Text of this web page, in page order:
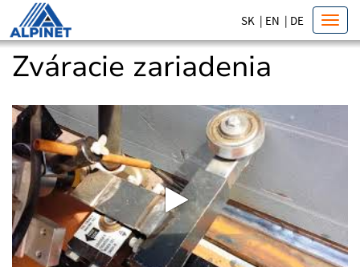
SK | EN | DE
Zváracie zariadenia